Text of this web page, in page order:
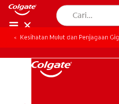
Kesihatan Mulut dan Penjagaan